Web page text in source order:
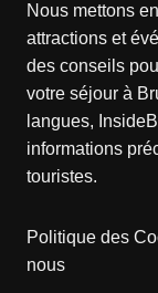
Nous mettons
attractions et
des conseils
votre séjour à
langues,
informations
touristes.
Politique des
nous